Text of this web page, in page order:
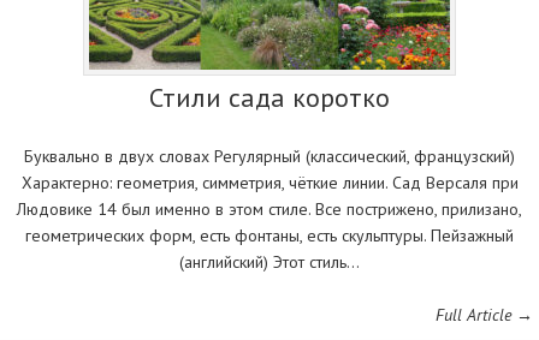
Стили сада коротко
Буквально в двух словах Регулярный (классический, французский)
Характерно: геометрия, симметрия, чёткие линии. Сад Версаля при
Людовике 14 был именно в этом стиле. Все пострижено, прилизано,
геометрических форм, есть фонтаны, есть скульптуры. Пейзажный
(английский) Этот стиль…
Full Article →